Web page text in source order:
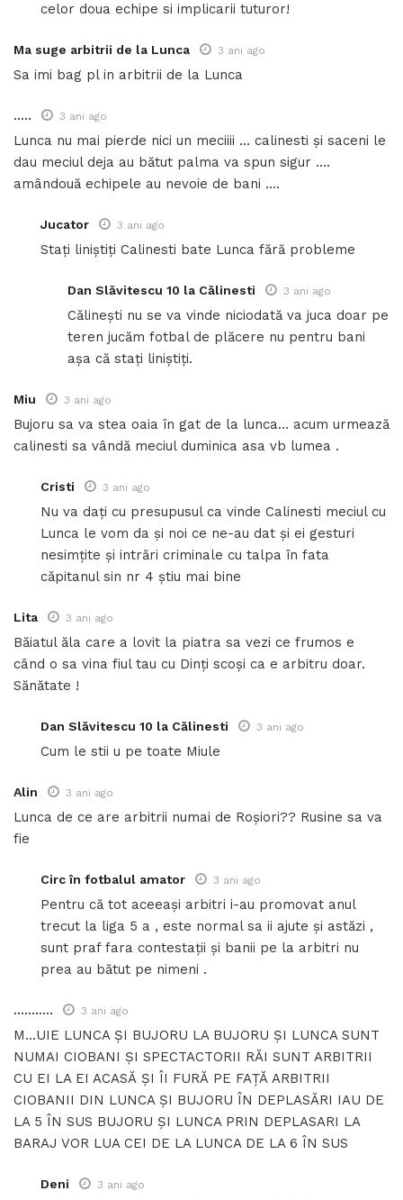
celor doua echipe si implicarii tuturor!
Ma suge arbitrii de la Lunca 3 ani ago
Sa imi bag pl in arbitrii de la Lunca
..... 3 ani ago
Lunca nu mai pierde nici un meciiii … calinesti și saceni le
dau meciul deja au bătut palma va spun sigur ….
amândouă echipele au nevoie de bani ….
Jucator 3 ani ago
Stați liniștiți Calinesti bate Lunca fără probleme
Dan Slăvitescu 10 la Călinesti 3 ani ago
Călinești nu se va vinde niciodată va juca doar pe
teren jucăm fotbal de plăcere nu pentru bani
așa că stați liniștiți.
Miu 3 ani ago
Bujoru sa va stea oaia în gat de la lunca… acum urmează
calinesti sa vândă meciul duminica asa vb lumea .
Cristi 3 ani ago
Nu va dați cu presupusul ca vinde Calinesti meciul cu
Lunca le vom da și noi ce ne-au dat și ei gesturi
nesimțite și intrări criminale cu talpa în fata
căpitanul sin nr 4 știu mai bine
Lita 3 ani ago
Băiatul ăla care a lovit la piatra sa vezi ce frumos e
când o sa vina fiul tau cu Dinți scoși ca e arbitru doar.
Sănătate !
Dan Slăvitescu 10 la Călinesti 3 ani ago
Cum le stii u pe toate Miule
Alin 3 ani ago
Lunca de ce are arbitrii numai de Roșiori?? Rusine sa va
fie
Circ în fotbalul amator 3 ani ago
Pentru că tot aceeași arbitri i-au promovat anul
trecut la liga 5 a , este normal sa ii ajute și astăzi ,
sunt praf fara contestații și banii pe la arbitri nu
prea au bătut pe nimeni .
........... 3 ani ago
M…UIE LUNCA ȘI BUJORU LA BUJORU ȘI LUNCA SUNT
NUMAI CIOBANI ȘI SPECTACTORII RĂI SUNT ARBITRII
CU EI LA EI ACASĂ ȘI ÎI FURĂ PE FAȚĂ ARBITRII
CIOBANII DIN LUNCA ȘI BUJORU ÎN DEPLASĂRI IAU DE
LA 5 ÎN SUS BUJORU ȘI LUNCA PRIN DEPLASARI LA
BARAJ VOR LUA CEI DE LA LUNCA DE LA 6 ÎN SUS
Deni 3 ani ago